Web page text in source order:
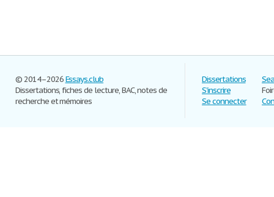
© 2014–2026Essays.club
Dissertations, fiches de lecture, BAC, notes de
recherche et mémoires
Dissertations
S'inscrire
Se connecter